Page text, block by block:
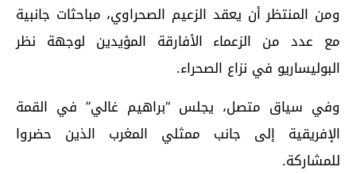
ومن المنتظر أن يعقد الزعيم الصحراوي، مباحثات جانبية
مع عدد من الزعماء الأفارقة المؤيدين لوجهة نظر
البوليساريو في نزاع الصحراء.
وفي سياق متصل، يجلس “براهيم غالي” في القمة
الإفريقية إلى جانب ممثلي المغرب الذين حضروا
للمشاركة.